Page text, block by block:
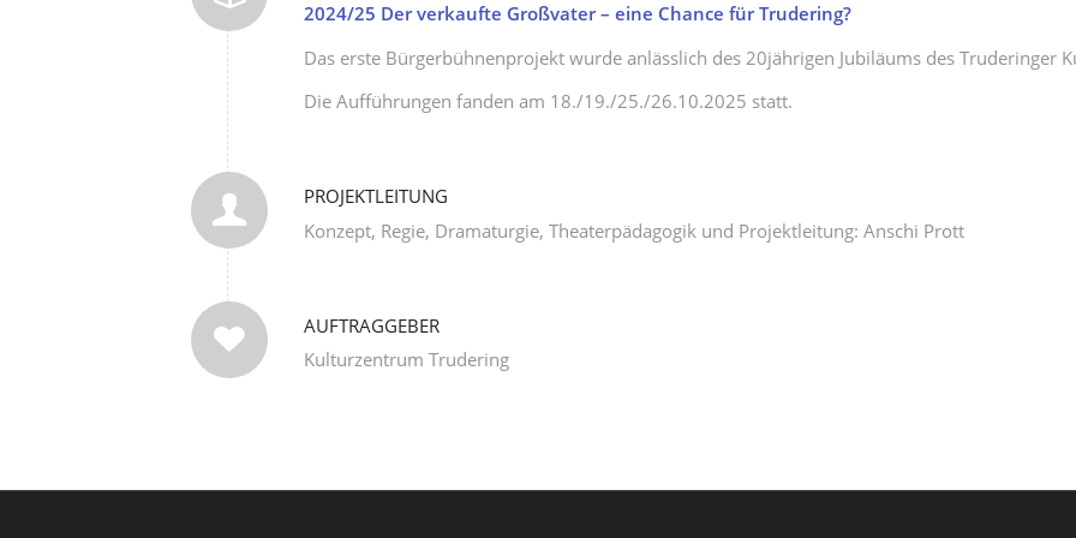
2024/25 Der verkaufte Großvater – eine Chance für Trudering?
Das erste Bürgerbühnenprojekt wurde anlässlich des 20jährigen Jubiläums des Truderinger
Die Aufführungen fanden am 18./19./25./26.10.2025 statt.
PROJEKTLEITUNG
Konzept, Regie, Dramaturgie, Theaterpädagogik und Projektleitung: Anschi Prott
AUFTRAGGEBER
Kulturzentrum Trudering